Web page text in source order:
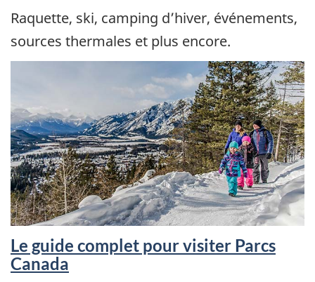
Raquette, ski, camping d’hiver, événements,
sources thermales et plus encore.
Le guide complet pour visiter Parcs
Canada